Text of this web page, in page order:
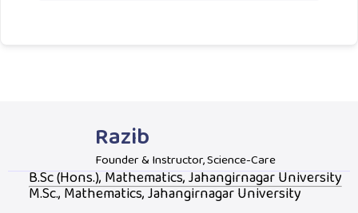
Razib
Founder & Instructor, Science-Care
B.Sc (Hons.), Mathematics, Jahangirnagar University
M.Sc., Mathematics, Jahangirnagar University